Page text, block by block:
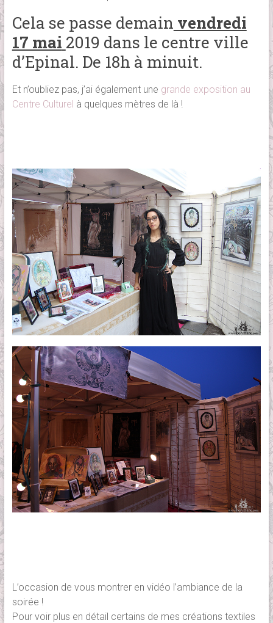
Cela se passe demain vendredi
17 mai 2019 dans le centre ville
d’Epinal. De 18h à minuit.
Et n’oubliez pas, j’ai également une grande exposition au
Centre Culturel à quelques mètres de là !
L’occasion de vous montrer en vidéo l’ambiance de la
soirée !
Pour voir plus en détail certains de mes créations textiles